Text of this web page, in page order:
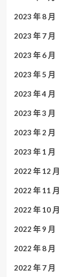
2023 年 8 月
2023 年 7 月
2023 年 6 月
2023 年 5 月
2023 年 4 月
2023 年 3 月
2023 年 2 月
2023 年 1 月
2022 年 12 月
2022 年 11 月
2022 年 10 月
2022 年 9 月
2022 年 8 月
2022 年 7 月